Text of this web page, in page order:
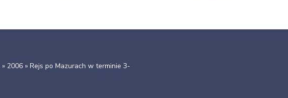
» 2006» Rejs po Mazurach w terminie 3-